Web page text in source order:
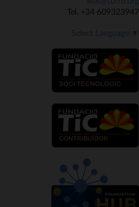
Tel. +34 609323947
Select Language